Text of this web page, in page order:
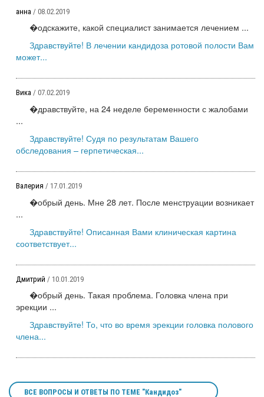
анна / 08.02.2019
�одскажите, какой специалист занимается лечением ...
Здравствуйте! В лечении кандидоза ротовой полости Вам
может...
Вика / 07.02.2019
�дравствуйте, на 24 неделе беременности с жалобами
...
Здравствуйте! Судя по результатам Вашего
обследования – герпетическая...
Валерия / 17.01.2019
�обрый день. Мне 28 лет. После менструации возникает
...
Здравствуйте! Описанная Вами клиническая картина
соответствует...
Дмитрий / 10.01.2019
�обрый день. Такая проблема. Головка члена при
эрекции ...
Здравствуйте! То, что во время эрекции головка полового
члена...
ВСЕ ВОПРОСЫ И ОТВЕТЫ ПО ТЕМЕ "Кандидоз"